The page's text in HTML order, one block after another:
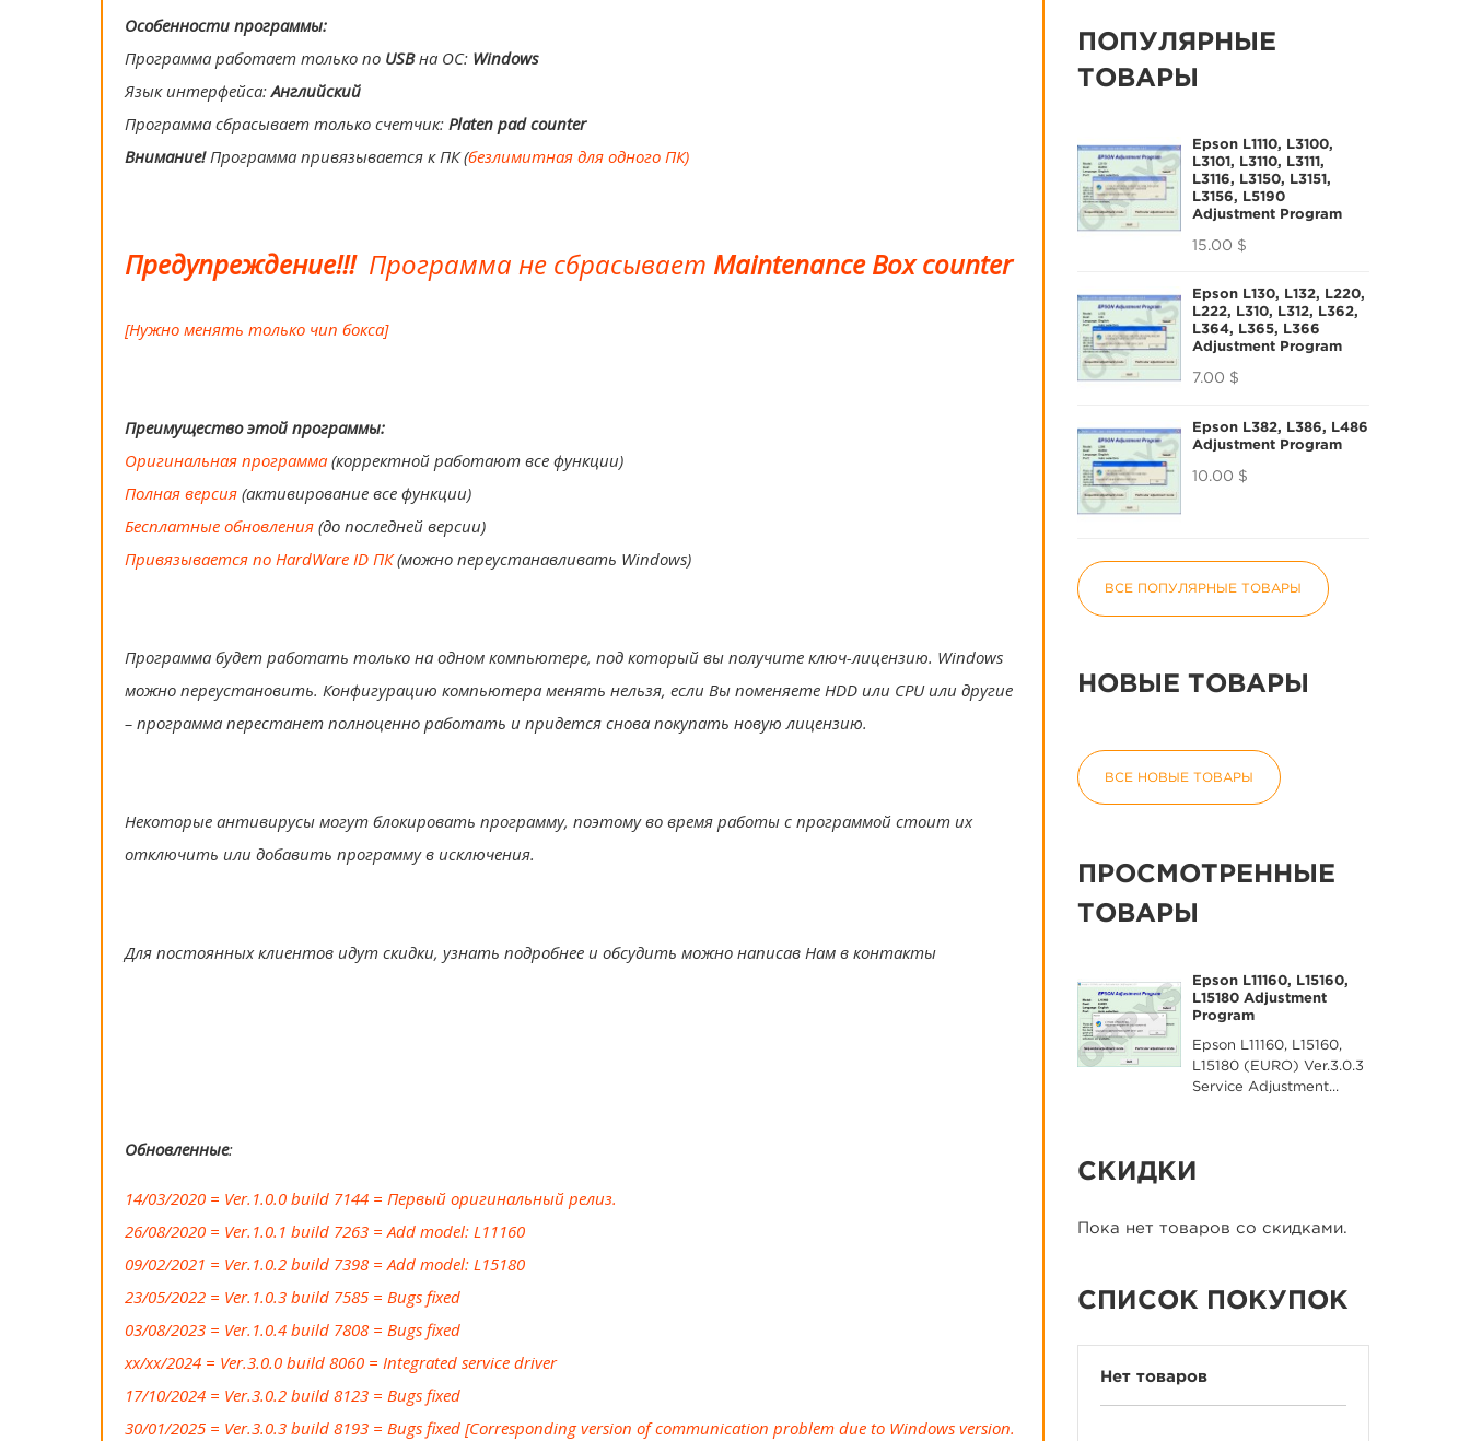
Особенности программы:
Программа работает только по USBна ОС: Windows
Язык интерфейса:Английский
Программа сбрасывает только счетчик: Platen pad counter
Внимание!Программа привязывается к ПК (безлимитная для одного ПК)
Предупреждение!!! Программа не сбрасывает Maintenance Box counter
[Нужно менять только чип бокса]
Преимущество этой программы:
Оригинальная программа (корректной работают все функции)
Полная версия (активирование все функции)
Бесплатные обновления (до последней версии)
Привязывается по HardWare ID ПК(можно переустанавливать Windows)
Программа будет работать только на одном компьютере, под который вы получите ключ-лицензию. Windows
можно переустановить. Конфигурацию компьютера менять нельзя, если Вы поменяете HDD или CPU или другие
– программа перестанет полноценно работать и придется снова покупать новую лицензию.
Некоторые антивирусы могут блокировать программу, поэтому во время работы с программой стоит их
отключить или добавить программу в исключения.
Для постоянных клиентов идут скидки, узнать подробнее и обсудить можно написав Нам в контакты
Обновленные:
14/03/2020 = Ver.1.0.0 build 7144 = Первый оригинальный релиз.
26/08/2020 = Ver.1.0.1 build 7263 = Add model: L11160
09/02/2021 = Ver.1.0.2 build 7398 = Add model: L15180
23/05/2022 = Ver.1.0.3 build 7585 = Bugs fixed
03/08/2023 = Ver.1.0.4 build 7808 = Bugs fixed
xx/xx/2024 = Ver.3.0.0 build 8060 = Integrated service driver
17/10/2024 = Ver.3.0.2 build 8123 = Bugs fixed
30/01/2025 = Ver.3.0.3 build 8193 = Bugs fixed [Corresponding version of communication problem due to Windows version.
ПОПУЛЯРНЫЕ
ТОВАРЫ
Epson L1110, L3100,
L3101, L3110, L3111,
L3116, L3150, L3151,
L3156, L5190
Adjustment Program
15.00 $
Epson L130, L132, L220,
L222, L310, L312, L362,
L364, L365, L366
Adjustment Program
7.00 $
Epson L382, L386, L486
Adjustment Program
10.00 $
ВСЕ ПОПУЛЯРНЫЕ ТОВАРЫ
НОВЫЕ ТОВАРЫ
ВСЕ НОВЫЕ ТОВАРЫ
ПРОСМОТРЕННЫЕ
ТОВАРЫ
Epson L11160, L15160,
L15180 Adjustment
Program
Epson L11160, L15160,
L15180 (EURO) Ver.3.0.3
Service Adjustment...
СКИДКИ
Пока нет товаров со скидками.
СПИСОК ПОКУПОК
Нет товаров